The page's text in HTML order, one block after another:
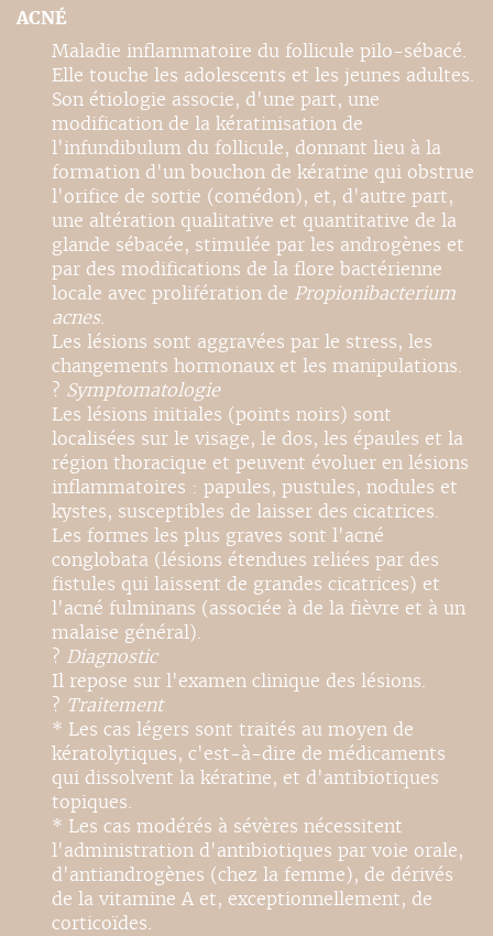
ACNÉ
Maladie inflammatoire du follicule pilo-sébacé.
Elle touche les adolescents et les jeunes adultes.
Son étiologie associe, d'une part, une
modification de la kératinisation de
l'infundibulum du follicule, donnant lieu à la
formation d'un bouchon de kératine qui obstrue
l'orifice de sortie (comédon), et, d'autre part,
une altération qualitative et quantitative de la
glande sébacée, stimulée par les androgènes et
par des modifications de la flore bactérienne
locale avec prolifération de Propionibacterium
acnes.
Les lésions sont aggravées par le stress, les
changements hormonaux et les manipulations.
? Symptomatologie
Les lésions initiales (points noirs) sont
localisées sur le visage, le dos, les épaules et la
région thoracique et peuvent évoluer en lésions
inflammatoires : papules, pustules, nodules et
kystes, susceptibles de laisser des cicatrices.
Les formes les plus graves sont l'acné
conglobata (lésions étendues reliées par des
fistules qui laissent de grandes cicatrices) et
l'acné fulminans (associée à de la fièvre et à un
malaise général).
? Diagnostic
Il repose sur l'examen clinique des lésions.
? Traitement
* Les cas légers sont traités au moyen de
kératolytiques, c'est-à-dire de médicaments
qui dissolvent la kératine, et d'antibiotiques
topiques.
* Les cas modérés à sévères nécessitent
l'administration d'antibiotiques par voie orale,
d'antiandrogènes (chez la femme), de dérivés
de la vitamine A et, exceptionnellement, de
corticoïdes.